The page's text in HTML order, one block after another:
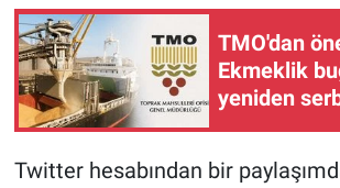
TMO'dan
Ekmeklik
yeniden
Twitter hesabından bir